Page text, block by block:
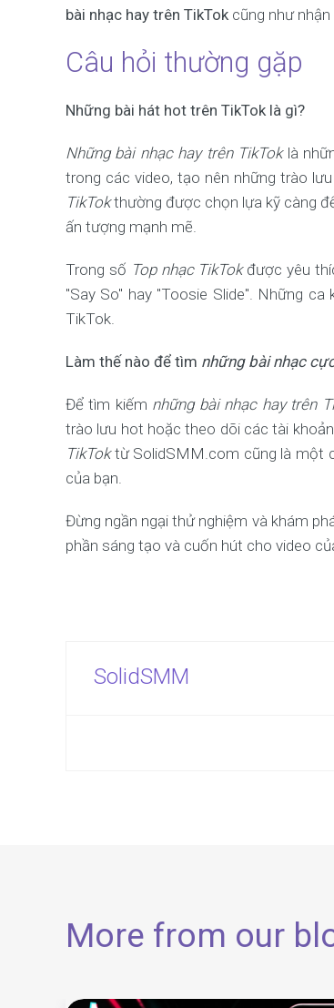
bài nhạc hay trên TikTok cũng như
Câu hỏi thường gặp
Những bài hát hot trên TikTok là gì?
Những bài nhạc hay trên TikToklà
trong các video, tạo nên những trào
TikTokthường được chọn lựa kỹ càng
ấn tượng mạnh mẽ.
Trong số Top nhạc TikTokđược yêu
"Say So" hay "Toosie Slide". Những
TikTok.
Làm thế nào để tìm những bài nhạc
Để tìm kiếm những bài nhạc hay trên
trào lưu hot hoặc theo dõi các tài
TikToktừ SolidSMM.com cũng là một
của bạn.
Đừng ngần ngại thử nghiệm và khám
phần sáng tạo và cuốn hút cho video
SolidSMM
More from our